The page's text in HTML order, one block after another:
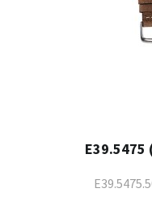
E39.5475